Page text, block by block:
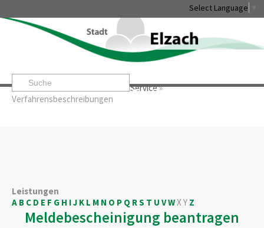
Select Language
Startseite» »Service»
Verfahrensbeschreibungen
Leben & Erleben Rathaus & Service
Leistungen
A B C D E F G H IJ K L M N O P Q RS T U VWXY Z
Meldebescheinigung beantragen